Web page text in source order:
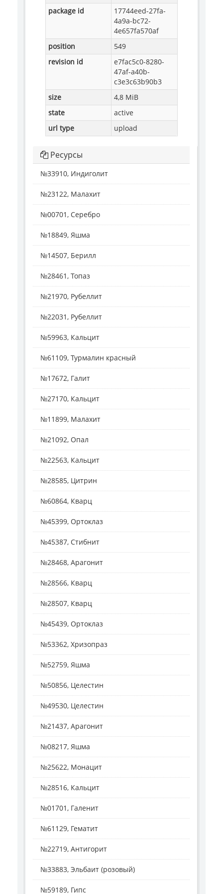
package id
17744eed-27fa-
4a9a-bc72-
4e657fa570af
position
549
revision id
e7fac5c0-8280-
47af-a40b-
c3e3c63b90b3
size
4,8 MiB
state
active
url type
upload
Ресурсы
№33910, Индиголит
№23122, Малахит
№00701, Серебро
№18849, Яшма
№14507, Берилл
№28461, Топаз
№21970, Рубеллит
№22031, Рубеллит
№59963, Кальцит
№61109, Турмалин красный
№17672, Галит
№27170, Кальцит
№11899, Малахит
№21092, Опал
№22563, Кальцит
№28585, Цитрин
№60864, Кварц
№45399, Ортоклаз
№45387, Стибнит
№28468, Арагонит
№28566, Кварц
№28507, Кварц
№45439, Ортоклаз
№53362, Хризопраз
№52759, Яшма
№50856, Целестин
№49530, Целестин
№21437, Арагонит
№08217, Яшма
№25622, Монацит
№28516, Кальцит
№01701, Галенит
№61129, Гематит
№22719, Антигорит
№33883, Эльбаит (розовый)
№59189, Гипс